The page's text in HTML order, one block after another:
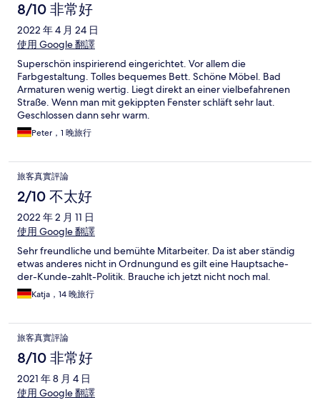
8/10 非常好
2022 年 4 月 24 日
使用 Google 翻譯
Superschön inspirierend eingerichtet. Vor allem die
Farbgestaltung. Tolles bequemes Bett. Schöne Möbel. Bad
Armaturen wenig wertig. Liegt direkt an einer vielbefahrenen
Straße. Wenn man mit gekippten Fenster schläft sehr laut.
Geschlossen dann sehr warm.
Peter，1 晚旅行
旅客真實評論
2/10 不太好
2022 年 2 月 11 日
使用 Google 翻譯
Sehr freundliche und bemühte Mitarbeiter. Da ist aber ständig
etwas anderes nicht in Ordnungund es gilt eine Hauptsache-
der-Kunde-zahlt-Politik. Brauche ich jetzt nicht noch mal.
Katja，14 晚旅行
旅客真實評論
8/10 非常好
2021 年 8 月 4 日
使用 Google 翻譯